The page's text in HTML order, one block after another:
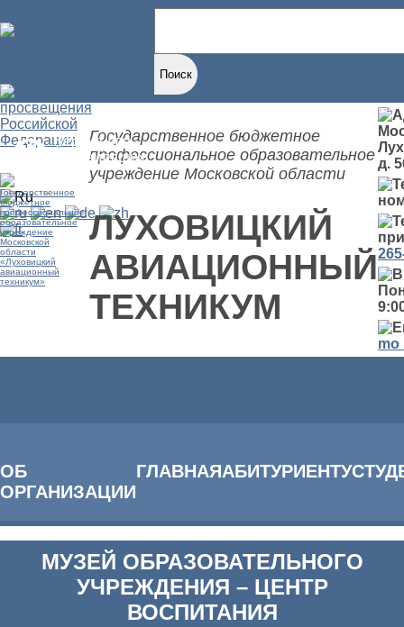
Версия для
слабовидящих
Государственное бюджетное
профессиональное образовательное
учреждение Московской области
ЛУХОВИЦКИЙ
АВИАЦИОННЫЙ
ТЕХНИКУМ
д.
ОБ
ОРГАНИЗАЦИИ
ГЛАВНАЯАБИТУРИЕНТУ
Главная
МУЗЕЙ ОБРАЗОВАТЕЛЬНОГО УЧРЕЖДЕНИЯ – ЦЕНТР
МУЗЕЙ ОБРАЗОВАТЕЛЬНОГО
УЧРЕЖДЕНИЯ – ЦЕНТР
ВОСПИТАНИЯ